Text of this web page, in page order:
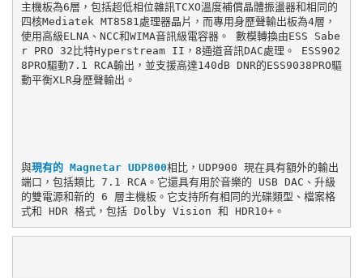
主機板為6層，包括超低相位雜訊TCXO溫度補償晶體振盪器和相同的
四核Mediatek MT8581處理器晶片，而專用身歷聲輸出板為4層，
使用高級ELNA、NCC和WIMA音訊級電容器。 數模轉換由ESS Sabe
r PRO 32比特Hyperstream II，8通道音訊DAC處理。 ESS902
8PRO驅動7.1 RCA輸出，並支援高達140dB DNR的ESS9038PRO驅
動平衡XLR身歷聲輸出。
與現有的 Magnetar UDP800相比，UDP900 現在具有額外的輸出
端口，包括類比 7.1 RCA。它還具有用於音樂的 USB DAC、升級
的雙電源和新的 6 層主機板。它支持所有相同的光碟類型、檔案格
式和 HDR 格式，包括 Dolby Vision 和 HDR10+。